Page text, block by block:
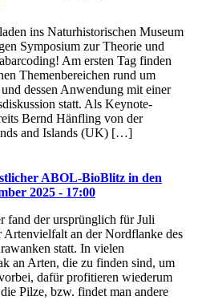
ins Naturhistorischen Museum
Symposium zur Theorie und
Am ersten Tag finden
Themenbereichen rund um
dessen Anwendung mit einer
statt. Als Keynote-
Bernd Hänfling von der
and Islands (UK) […]
ABOL-BioBlitz in den
2025 - 17:00
fand der ursprünglich für Juli
Artenvielfalt an der Nordflanke des
statt. In vielen
an Arten, die zu finden sind, um
dafür profitieren wiederum
Pilze, bzw. findet man andere